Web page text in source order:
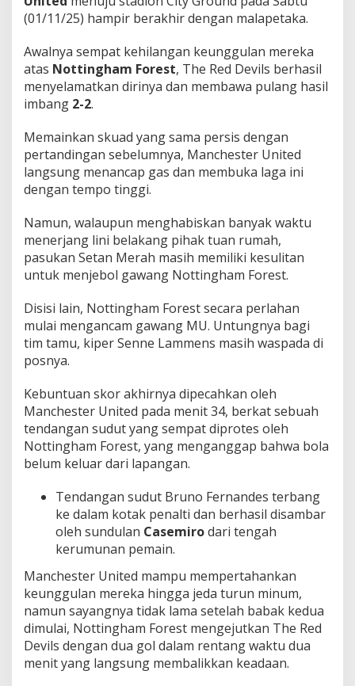
r
i
a
t
u
P
n
!
(01/11/25) hampir berakhir dengan malapetaka.
Awalnya sempat kehilangan keunggulan mereka
atas Nottingham Forest, The Red Devils berhasil
menyelamatkan dirinya dan membawa pulang hasil
imbang 2-2.
Memainkan skuad yang sama persis dengan
pertandingan sebelumnya, Manchester United
langsung menancap gas dan membuka laga ini
dengan tempo tinggi.
Namun, walaupun menghabiskan banyak waktu
menerjang lini belakang pihak tuan rumah,
pasukan Setan Merah masih memiliki kesulitan
untuk menjebol gawang Nottingham Forest.
Disisi lain, Nottingham Forest secara perlahan
mulai mengancam gawang MU. Untungnya bagi
tim tamu, kiper Senne Lammens masih waspada di
posnya.
Kebuntuan skor akhirnya dipecahkan oleh
Manchester United pada menit 34, berkat sebuah
tendangan sudut yang sempat diprotes oleh
Nottingham Forest, yang menganggap bahwa bola
belum keluar dari lapangan.
Tendangan sudut Bruno Fernandes terbang
ke dalam kotak penalti dan berhasil disambar
oleh sundulan Casemirodari tengah
kerumunan pemain.
Manchester United mampu mempertahankan
keunggulan mereka hingga jeda turun minum,
namun sayangnya tidak lama setelah babak kedua
dimulai, Nottingham Forest mengejutkan The Red
Devils dengan dua gol dalam rentang waktu dua
menit yang langsung membalikkan keadaan.